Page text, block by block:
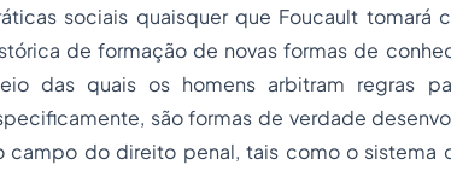
sociais quaisquer que Foucault tomará
de formação de novas formas de
das quais os homens arbitram regras
são formas de verdade
campo do direito penal, tais como o sistema